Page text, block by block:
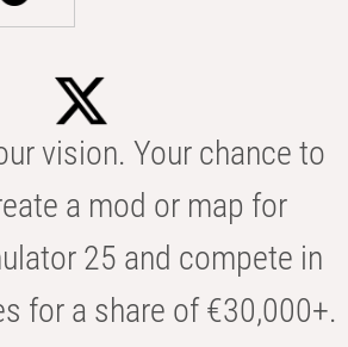
vision. Your chance to
a mod or map for
25 and compete in
for a share of €30,000+.